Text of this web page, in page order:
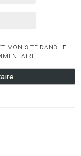
MON SITE DANS LE